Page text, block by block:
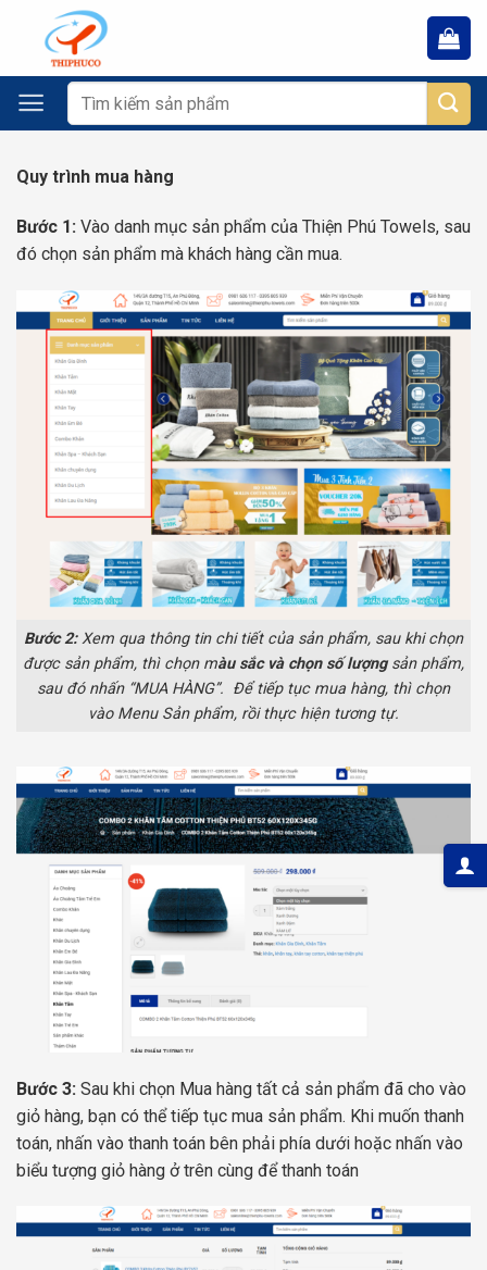
dung
Tìm
kiếm:
Quy trình mua hàng
Bước 1: Vào danh mục sản phẩm của Thiện Phú Towels, sau
đó chọn sản phẩm mà khách hàng cần mua.
Bước 2:Xem qua thông tin chi tiết của sản phẩm, sau khi chọn
được sản phẩm, thì chọn màu sắc và chọn số lượngsản phẩm,
sau đó nhấn “MUA HÀNG”. Để tiếp tục mua hàng, thì chọn
vào Menu Sản phẩm, rồi thực hiện tương tự.
Bước 3: Sau khi chọn Mua hàng tất cả sản phẩm đã cho vào
giỏ hàng, bạn có thể tiếp tục mua sản phẩm. Khi muốn thanh
toán, nhấn vào thanh toán bên phải phía dưới hoặc nhấn vào
biểu tượng giỏ hàng ở trên cùng để thanh toán